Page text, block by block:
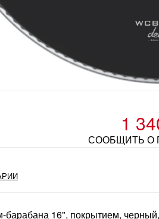
1
СООБЩИТЬ О
барабана 16", покрытием,